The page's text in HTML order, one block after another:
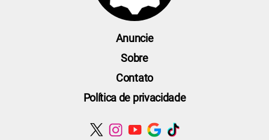
Anuncie
Sobre
Contato
Política de privacidade